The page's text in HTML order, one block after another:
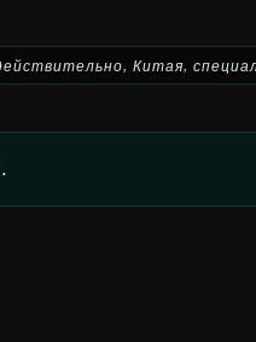
, Китая,